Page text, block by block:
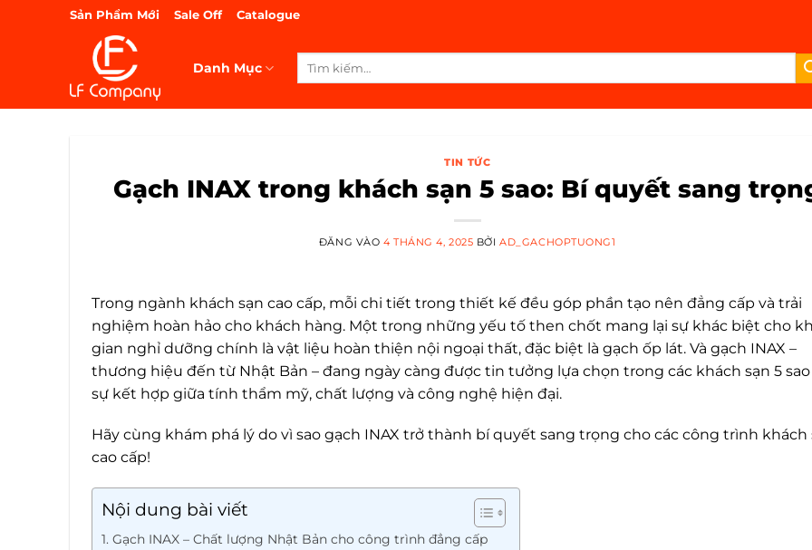
Sản Phẩm Mới Sale Off Catalogue
Danh Mục
Tìm
TIN TỨC
Gạch INAX trong khách sạn 5 sao: Bí quyết sang
ĐĂNG VÀO 4 THÁNG 4, 2025 BỞIAD_GACHOPTUONG1
Trong ngành khách sạn cao cấp, mỗi chi tiết trong thiết kế đều góp phần tạo nên đẳng cấp và trải
nghiệm hoàn hảo cho khách hàng. Một trong những yếu tố then chốt mang lại sự khác biệt cho
gian nghỉ dưỡng chính là vật liệu hoàn thiện nội ngoại thất, đặc biệt là gạch ốp lát. Và gạch INAX –
thương hiệu đến từ Nhật Bản – đang ngày càng được tin tưởng lựa chọn trong các khách sạn 5
sự kết hợp giữa tính thẩm mỹ, chất lượng và công nghệ hiện đại.
Hãy cùng khám phá lý do vì sao gạch INAX trở thành bí quyết sang trọng cho các công trình khách
cao cấp!
Nội dung bài viết
1. Gạch INAX – Chất lượng Nhật Bản cho công trình đẳng cấp